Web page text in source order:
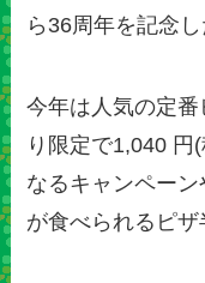
ら36周年を記念
今年は人気の定
り限定で1,040 円
なるキャンペー
が食べられるピザ